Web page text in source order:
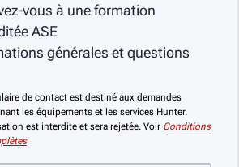
vous à une formation
ASE
générales et questions
de contact est destiné aux demandes
les équipements et les services Hunter.
est interdite et sera rejetée. Voir Conditions